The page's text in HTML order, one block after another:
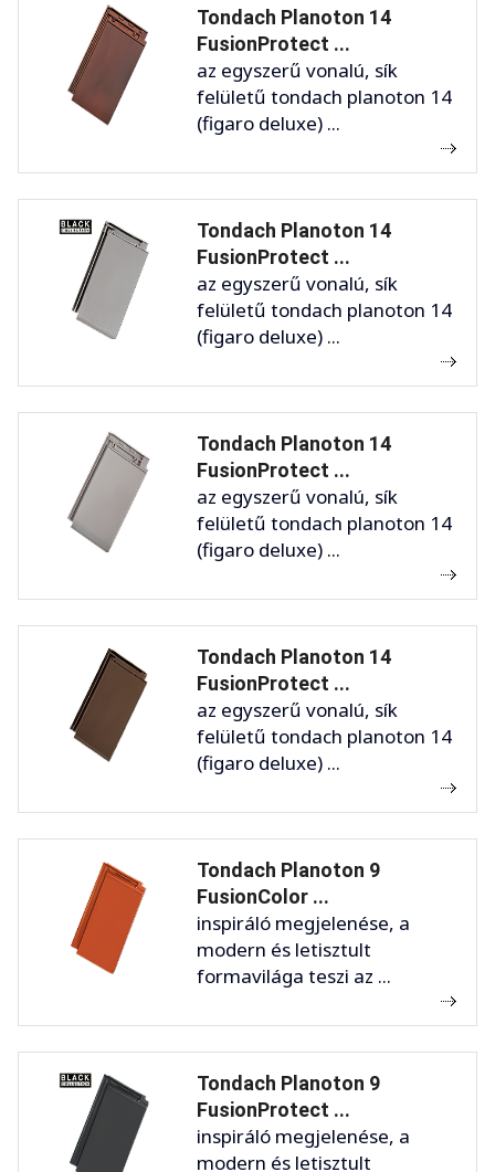
Tondach Planoton 14
FusionProtect ...
az egyszerű vonalú, sík
felületű tondach planoton 14
(figaro deluxe) ...
Tondach Planoton 14
FusionProtect ...
az egyszerű vonalú, sík
felületű tondach planoton 14
(figaro deluxe) ...
Tondach Planoton 14
FusionProtect ...
az egyszerű vonalú, sík
felületű tondach planoton 14
(figaro deluxe) ...
Tondach Planoton 14
FusionProtect ...
az egyszerű vonalú, sík
felületű tondach planoton 14
(figaro deluxe) ...
Tondach Planoton 9
FusionColor ...
inspiráló megjelenése, a
modern és letisztult
formavilága teszi az ...
Tondach Planoton 9
FusionProtect ...
inspiráló megjelenése, a
modern és letisztult